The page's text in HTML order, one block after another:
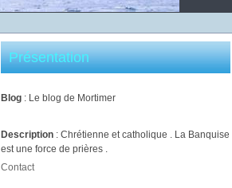
Présentation
Blog : Le blog de Mortimer
Description : Chrétienne et catholique . La Banquise
est une force de prières .
Contact